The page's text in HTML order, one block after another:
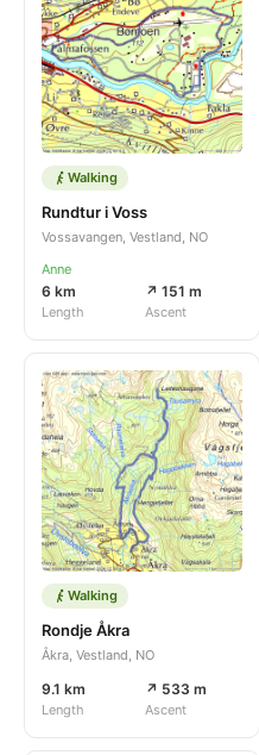
Walking
Rundtur i Voss
Vossavangen, Vestland, NO
Anne
6 km
Length
↗ 151 m
Ascent
Walking
Rondje Åkra
Åkra, Vestland, NO
9.1 km
Length
↗ 533 m
Ascent